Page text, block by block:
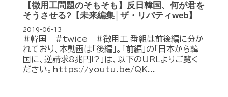
【徴用工問題のそもそも】反日韓国、何が君を
そうさせる?【未来編集│ザ・リバティweb】
2019-06-13
#韓国 #twice #徴用工 番組は前後編に分か
れており、本動画は「後編」。「前編」の「日本から韓
国に、逆請求8兆円!?」は、以下のURLよりご覧く
ださい。https://youtu.be/QK...